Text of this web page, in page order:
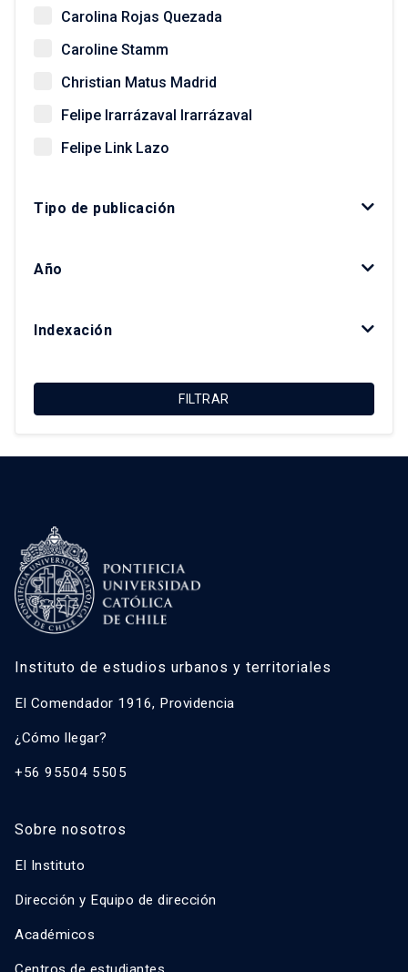
Carolina Rojas Quezada
Caroline Stamm
Christian Matus Madrid
Felipe Irarrázaval Irarrázaval
Felipe Link Lazo
Gonzalo Salazar Preece
Tipo de publicación
Año
Indexación
FILTRAR
Instituto de estudios urbanos y territoriales
El Comendador 1916, Providencia
¿Cómo llegar?
+56 95504 5505
Sobre nosotros
El Instituto
Dirección y Equipo de dirección
Académicos